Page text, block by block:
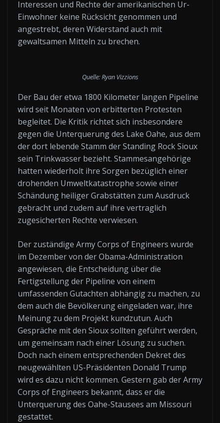
Interessen und Rechte der amerikanischen Ur-
Einwohner keine Rücksicht genommen und
angestrebt, deren Widerstand auch mit
gewaltsamen Mitteln zu brechen.
Quelle: Ryan Vizzions
Der Bau der etwa 1800 Kilometer langen Pipeline
wird seit Monaten von erbitterten Protesten
begleitet. Die Kritik richtet sich insbesondere
gegen die Unterquerung des Lake Oahe, aus dem
der dort lebende Stamm der Standing Rock Sioux
sein Trinkwasser bezieht. Stammesangehörige
hatten wiederholt ihre Sorgen bezüglich einer
drohenden Umweltkatastrophe sowie einer
Schändung heiliger Grabstätten zum Ausdruck
gebracht und zudem auf ihre vertraglich
zugesicherten Rechte verwiesen.
Der zuständige Army Corps of Engineers wurde
im Dezember von der Obama-Administration
angewiesen, die Entscheidung über die
Fertigstellung der Pipeline von einem
umfassenden Gutachten abhängig zu machen, zu
dem auch die Bevölkerung eingeladen war, ihre
Meinung zu dem Projekt kundzutun. Auch
Gespräche mit den Sioux sollten geführt werden,
um gemeinsam nach einer Lösung zu suchen.
Doch nach einem entsprechenden Dekret des
neugewählten US-Präsidenten Donald Trump
wird es dazu nicht kommen. Gestern gab der Army
Corps of Engineers bekannt, dass er die
Unterquerung des Oahe-Stausees am Missouri
gestattet.